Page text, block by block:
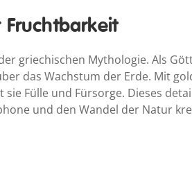
griechischen Mythologie. Als
das Wachstum der Erde. Mit
Fülle und Fürsorge. Dieses
und den Wandel der Natur